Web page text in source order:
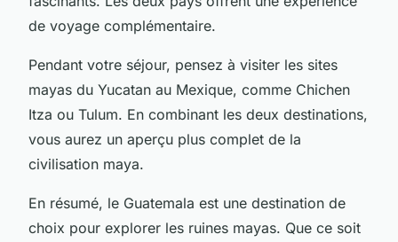
de voyage complémentaire.
Pendant votre séjour, pensez à visiter les sites
mayas du Yucatan au Mexique, comme Chichen
Itza ou Tulum. En combinant les deux destinations,
vous aurez un aperçu plus complet de la
civilisation maya.
En résumé, le Guatemala est une destination de
choix pour explorer les ruines mayas. Que ce soit